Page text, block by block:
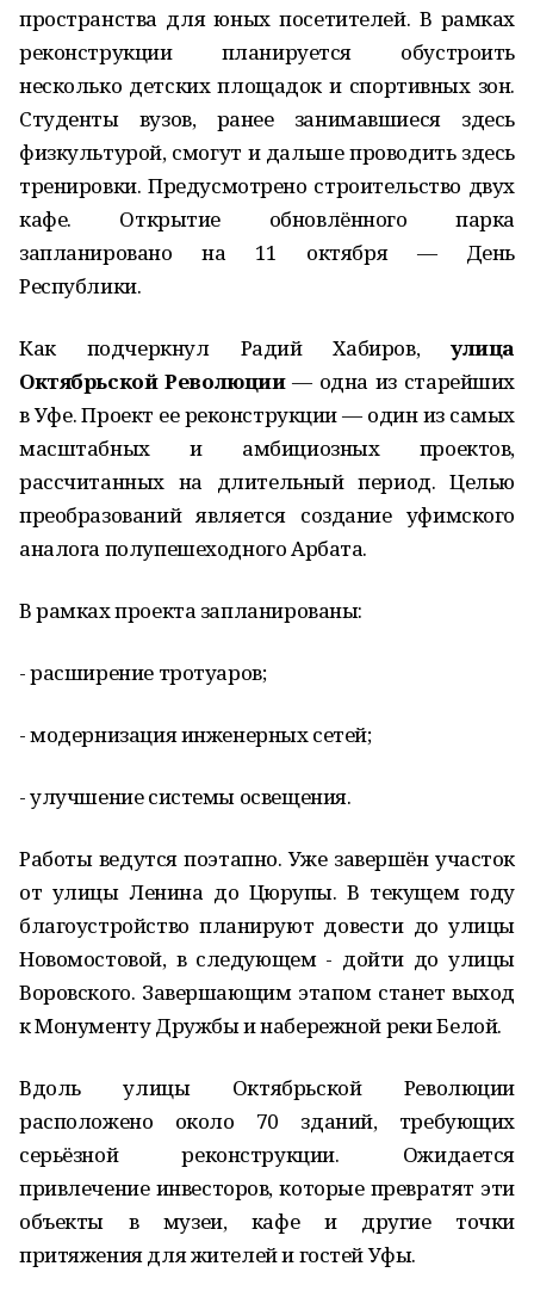
пространства для юных посетителей. В рамках
реконструкции планируется обустроить
несколько детских площадок и спортивных зон.
Студенты вузов, ранее занимавшиеся здесь
физкультурой, смогут и дальше проводить здесь
тренировки. Предусмотрено строительство двух
кафе. Открытие обновлённого парка
запланировано на 11 октября — День
Республики.
Как подчеркнул Радий Хабиров,улица
Октябрьской Революции— одна из старейших
в Уфе. Проект ее реконструкции — один из самых
масштабных и амбициозных проектов,
рассчитанных на длительный период. Целью
преобразований является создание уфимского
аналога полупешеходного Арбата.
В рамках проекта запланированы:
- расширение тротуаров;
- модернизация инженерных сетей;
- улучшение системы освещения.
Работы ведутся поэтапно. Уже завершён участок
от улицы Ленина до Цюрупы. В текущем году
благоустройство планируют довести до улицы
Новомостовой, в следующем - дойти до улицы
Воровского. Завершающим этапом станет выход
к Монументу Дружбы и набережной реки Белой.
Вдоль улицы Октябрьской Революции
расположено около 70 зданий, требующих
серьёзной реконструкции. Ожидается
привлечение инвесторов, которые превратят эти
объекты в музеи, кафе и другие точки
притяжения для жителей и гостей Уфы.